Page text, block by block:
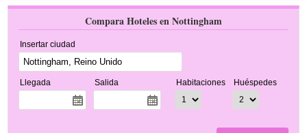
Compara Hoteles en Nottingham
Insertar ciudad
Llegada Salida Habitaciones Huéspedes